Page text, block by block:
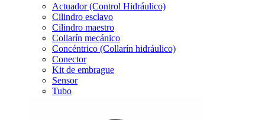
Actuador (Control Hidráulico)
Cilindro esclavo
Cilindro maestro
Collarín mecánico
Concéntrico (Collarín hidráulico)
Conector
Kit de embrague
Sensor
Tubo